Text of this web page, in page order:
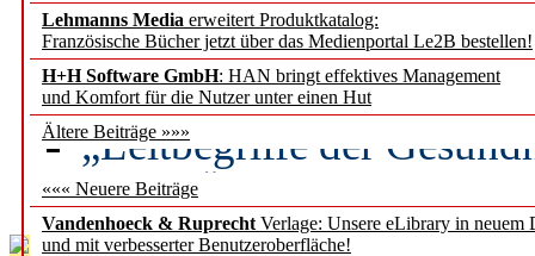
Lehmanns Media erweitert Produktkatalog:
Französische Bücher jetzt über das Medienportal Le2B bestellen!
H+H Software GmbH: HAN bringt effektives Management
und Komfort für die Nutzer unter einen Hut
Ältere Beiträge »»»
««« Neuere Beiträge
Vandenhoeck & Ruprecht Verlage: Unsere eLibrary in neuem
und mit verbesserter Benutzeroberfläche!
Künstliche Intelligenz
besser zu verstehen
„Leitbegriffe der
des BIÖG erscheinen